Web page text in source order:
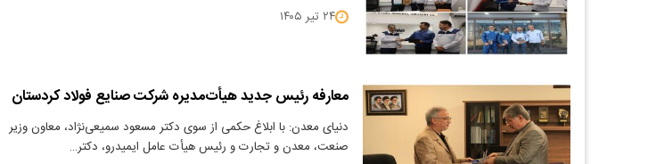
۲۴ تیر ۱۴۰۵
معارفه رئیس جدید هیأت‌مدیره شرکت صنایع فولاد کردستان
دنیای معدن: با ابلاغ حکمی از سوی دکتر مسعود سمیعی‌نژاد، معاون وزیر
صنعت، معدن و تجارت و رئیس هیأت عامل ایمیدرو، دکتر…